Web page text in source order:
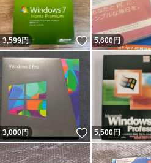
3,599円 いいね！
5,600円
3,000円 いいね！
5,500円